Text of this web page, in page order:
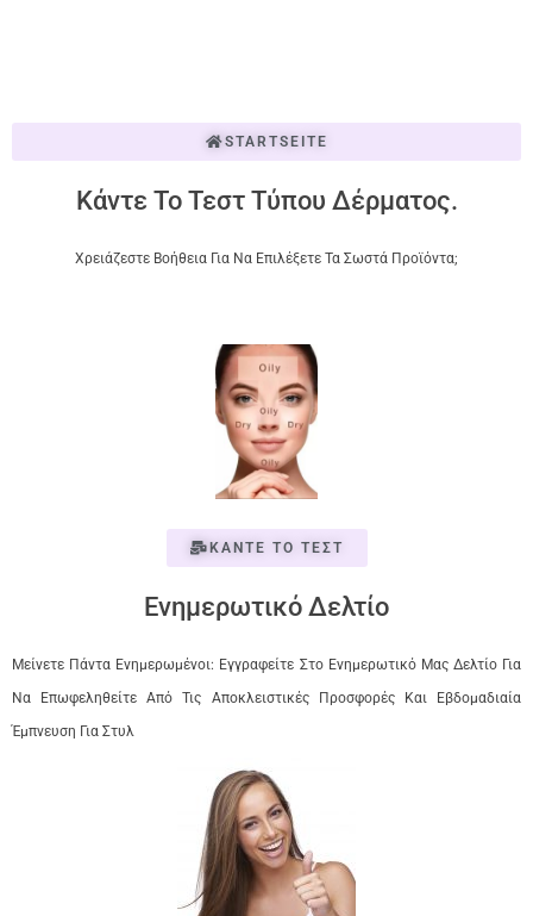
STARTSEITE
Κάντε Το Τεστ Τύπου Δέρματος.
Χρειάζεστε Βοήθεια Για Να Επιλέξετε Τα Σωστά Προϊόντα;
ΚΑΝΤΕ ΤΟ ΤΕΣΤ
Ενημερωτικό Δελτίο
Μείνετε Πάντα Ενημερωμένοι: Εγγραφείτε Στο Ενημερωτικό Μας Δελτίο Για
Να Επωφεληθείτε Από Τις Αποκλειστικές Προσφορές Και Εβδομαδιαία
Έμπνευση Για Στυλ